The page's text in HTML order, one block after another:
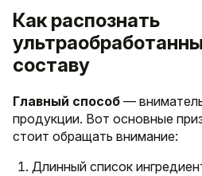
Как распознать
составу
Главный способ —
продукции. Вот основные
стоит обращать внимание:
Длинный список